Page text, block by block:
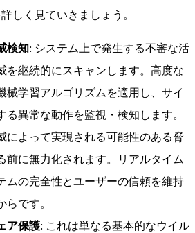
しく見ていきましょう。
検知: システム上で発生する不審な活
を継続的にスキャンします。高度な
械学習アルゴリズムを適用し、サイ
る異常な動作を監視・検知します。
によって実現される可能性のある脅
前に無力化されます。リアルタイム
ムの完全性とユーザーの信頼を維持
らです。
ア保護: これは単なる基本的なウイル